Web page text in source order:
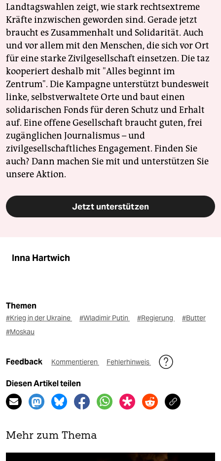
Landtagswahlen zeigt, wie stark rechtsextreme
Kräfte inzwischen geworden sind. Gerade jetzt
braucht es Zusammenhalt und Solidarität. Auch
und vor allem mit den Menschen, die sich vor Ort
für eine starke Zivilgesellschaft einsetzen. Die taz
kooperiert deshalb mit "Alles beginnt im
Zentrum". Die Kampagne unterstützt bundesweit
linke, selbstverwaltete Orte und baut einen
solidarischen Fonds für deren Schutz und Erhalt
auf. Eine offene Gesellschaft braucht guten, frei
zugänglichen Journalismus – und
zivilgesellschaftliches Engagement. Finden Sie
auch? Dann machen Sie mit und unterstützen Sie
unsere Aktion.
Jetzt unterstützen
Inna Hartwich
Themen
#Krieg in der Ukraine #Wladimir Putin #Regierung
#Butter
#Moskau
Feedback Kommentieren Fehlerhinweis
Diesen Artikel teilen
Mehr zum Thema